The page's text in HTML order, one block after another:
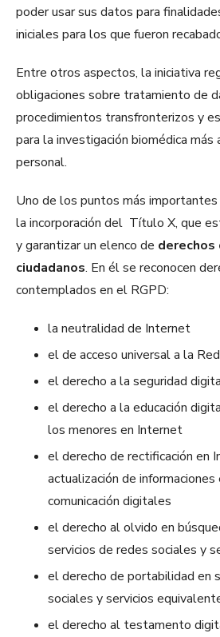
poder usar sus datos para
iniciales para los que fueron
Entre otros aspectos, la iniciativa
obligaciones sobre tratamiento de
procedimientos transfronterizos y
para la investigación biomédica
personal.
Uno de los puntos más
la incorporación del Título X, que
y garantizar un elenco de
ciudadanos. En él se reconocen
contemplados en el RGPD:
la neutralidad de Internet
el de acceso universal a la Red
el derecho a la seguridad
el derecho a la educación
los menores en Internet
el derecho de rectificación en
actualización de
comunicación digitales
el derecho al olvido en
servicios de redes sociales y
el derecho de portabilidad en
sociales y servicios
el derecho al testamento